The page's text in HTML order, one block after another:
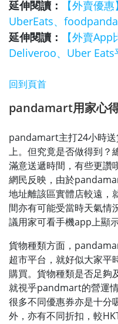
延伸閱讀：
【外賣優
UberEats、
延伸閱讀：
【外賣
Deliveroo、Uber Eats
回到頁首
pandamart用家心
pandamart主打24小時
上。但究竟是否做得到？
滿意送遞時間，有些更讚
網民反映，由於
地址離該區實體店較遠，
間亦有可能受當時天氣情
議用家可看手機app上顯
貨物種類方面，
超市平台，就好似大家平
購買。貨物種類是否足夠
就視乎pandmart的營運
很多不同優惠券亦是十分
外，亦有不同折扣，較